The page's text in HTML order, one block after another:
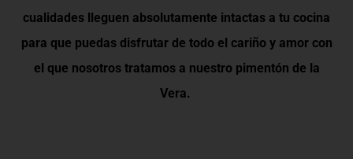
cualidades lleguen absolutamente intactas a tu cocina
para que puedas disfrutar de todo el cariño y amor con
el que nosotros tratamos a nuestro pimentón de la
Vera.